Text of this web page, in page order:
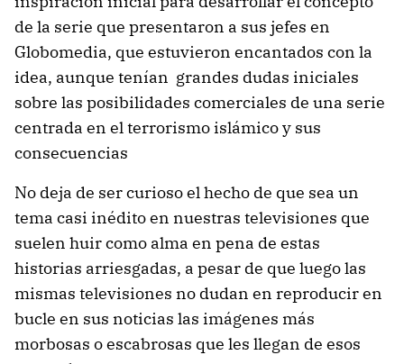
de la serie que presentaron a sus jefes en
Globomedia, que estuvieron encantados con la
idea, aunque tenían grandes dudas iniciales
sobre las posibilidades comerciales de una serie
centrada en el terrorismo islámico y sus
consecuencias
No deja de ser curioso el hecho de que sea un
tema casi inédito en nuestras televisiones que
suelen huir como alma en pena de estas
historias arriesgadas, a pesar de que luego las
mismas televisiones no dudan en reproducir en
bucle en sus noticias las imágenes más
morbosas o escabrosas que les llegan de esos